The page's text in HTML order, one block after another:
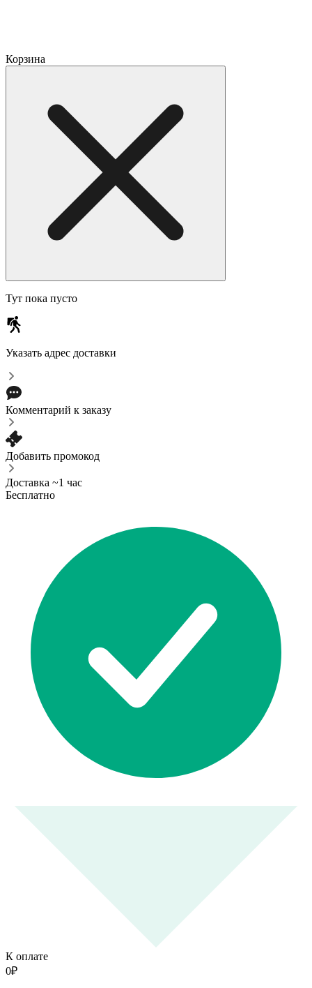
Корзина
Тут пока пусто
Указать адрес доставки
Комментарий к заказу
Добавить промокод
Доставка ~1 час
Бесплатно
К оплате
0₽